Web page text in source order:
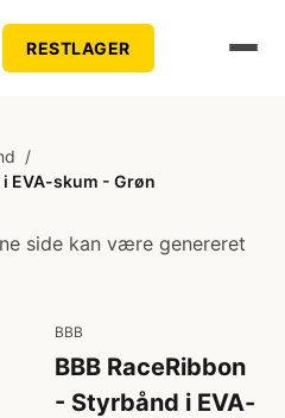
RESTLAGER
/
i EVA-skum - Grøn
side kan være genereret
BBB
BBB RaceRibbon
- Styrbånd i EVA-